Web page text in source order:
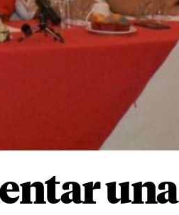
una